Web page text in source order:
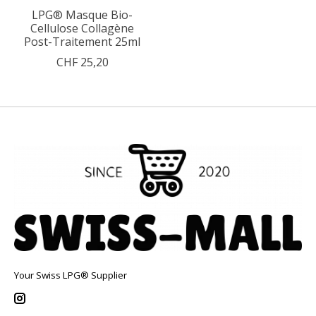
LPG® Masque Bio-
Cellulose Collagène
Post-Traitement 25ml
CHF 25,20
Your Swiss LPG® Supplier